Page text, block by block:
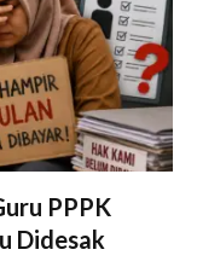
PPPK
Didesak